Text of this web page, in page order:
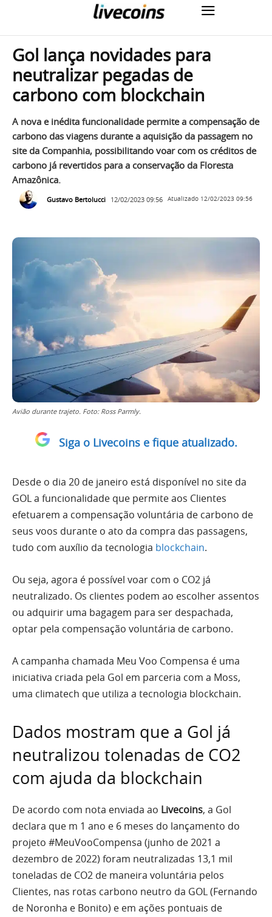
Gol lança novidades para
neutralizar pegadas de
carbono com blockchain
A nova e inédita funcionalidade permite a compensação de
carbono das viagens durante a aquisição da passagem no
site da Companhia, possibilitando voar com os créditos de
carbono já revertidos para a conservação da Floresta
Amazônica.
Gustavo Bertolucci 12/02/2023 09:56 Atualizado 12/02/2023 09:56
Avião durante trajeto. Foto: Ross Parmly.
Siga o Livecoins e fique atualizado.
Desde o dia 20 de janeiro está disponível no site da
GOL a funcionalidade que permite aos Clientes
efetuarem a compensação voluntária de carbono de
seus voos durante o ato da compra das passagens,
tudo com auxílio da tecnologia blockchain.
Ou seja, agora é possível voar com o CO2 já
neutralizado. Os clientes podem ao escolher assentos
ou adquirir uma bagagem para ser despachada,
optar pela compensação voluntária de carbono.
A campanha chamada Meu Voo Compensa é uma
iniciativa criada pela Gol em parceria com a Moss,
uma climatech que utiliza a tecnologia blockchain.
Dados mostram que a Gol já
neutralizou tolenadas de CO2
com ajuda da blockchain
De acordo com nota enviada ao Livecoins, a Gol
declara que m 1 ano e 6 meses do lançamento do
projeto #MeuVooCompensa (junho de 2021 a
dezembro de 2022) foram neutralizadas 13,1 mil
toneladas de CO2 de maneira voluntária pelos
Clientes, nas rotas carbono neutro da GOL (Fernando
de Noronha e Bonito) e em ações pontuais de